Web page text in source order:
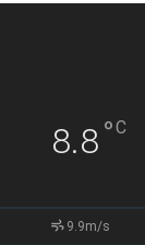
8.8°C
9.9m/s